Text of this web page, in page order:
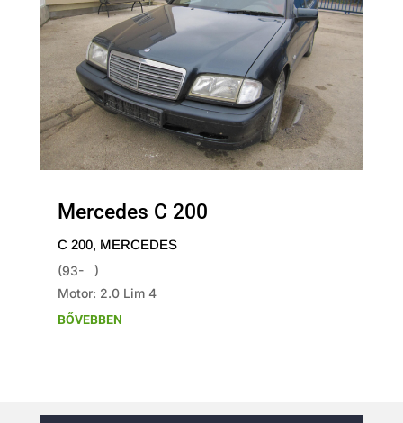
Mercedes C 200
C 200, MERCEDES
(93- )
Motor: 2.0 Lim 4
BŐVEBBEN